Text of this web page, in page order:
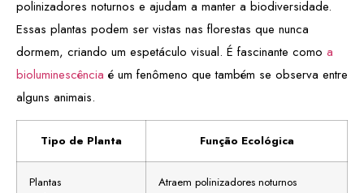
polinizadores noturnos e ajudam a manter a biodiversidade.
Essas plantas podem ser vistas nas florestas que nunca
dormem, criando um espetáculo visual. É fascinante como a
bioluminescência é um fenômeno que também se observa entre
alguns animais.
Tipo de Planta Função Ecológica
Plantas
Atraem polinizadores noturnos